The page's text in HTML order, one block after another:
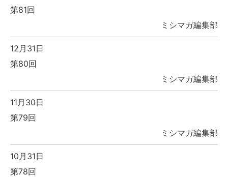
第81回
ミシマガ編集部
12月31日
第80回
ミシマガ編集部
11月30日
第79回
ミシマガ編集部
10月31日
第78回